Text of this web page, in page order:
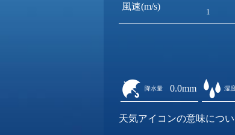
風速(m/s)
1
降水量 0.0mm 湿
天気アイコンの意味につ